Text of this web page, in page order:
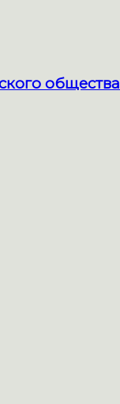
общества